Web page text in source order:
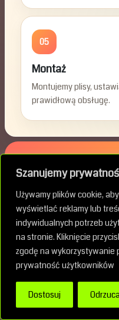
Szanujemy
Używamy plików cookie,
wyświetlać reklamy lub
indywidualnych potrzeb
na stronie. Kliknięcie
zgodę na wykorzystywanie
prywatność użytkowników
Dostosuj
05
Montaż
Montujemy plisy,
prawidłową obsługę.
Warszawa Praga
Warszawa Grochów
Warszawa
Grochowska ::